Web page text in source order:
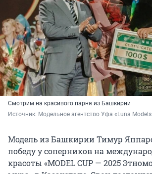
Смотрим на красивого парня из Башкирии
Источник: Модельное агентство Уфа «Luna
Модель из Башкирии Тимур
победу у соперников на
красоты «MODEL CUP — 2025